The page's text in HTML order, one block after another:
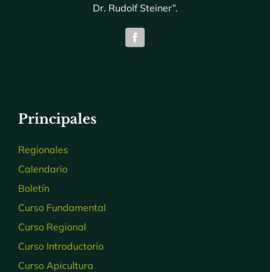
Dr. Rudolf Steiner”.
Principales
Regionales
Calendario
Boletín
Curso Fundamental
Curso Regional
Curso Introductorio
Curso Apicultura